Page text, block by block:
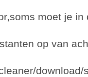
moet je
op van
download/